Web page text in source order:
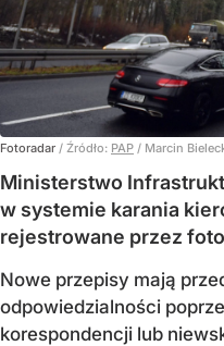
Fotoradar / Źródło: PAP / Marcin
Ministerstwo
w systemie karania
rejestrowane przez
Nowe przepisy mają
odpowiedzialności
korespondencji lub